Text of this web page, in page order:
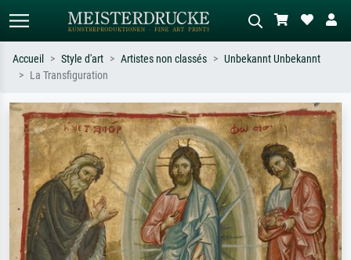
Recherchez par artiste, titre ou style –
ex. Monet, Nuit étoilée,
impressionnisme, vague de Hokusai,
nu.
Décrivez la scène – ex. prairie verte,
abstrait avec beaucoup de rouge,
tableau sombre, nu debout près d'un
arbre.
Accueil Style d'art Artistes non classés
Unbekannt Unbekannt
La Transfiguration